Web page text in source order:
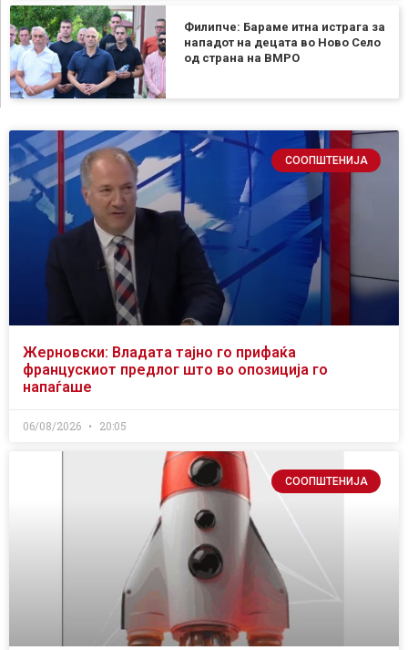
Филипче: Бараме итна истрага за
нападот на децата во Ново Село
од страна на ВМРО
СООПШТЕНИЈА
Жерновски: Владата тајно го прифаќа
францускиот предлог што во опозиција го
напаѓаше
06/08/2026 20:05
СООПШТЕНИЈА